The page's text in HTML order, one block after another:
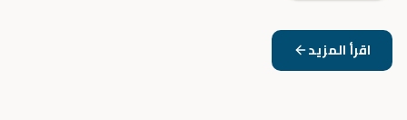
اقرأ المزيد